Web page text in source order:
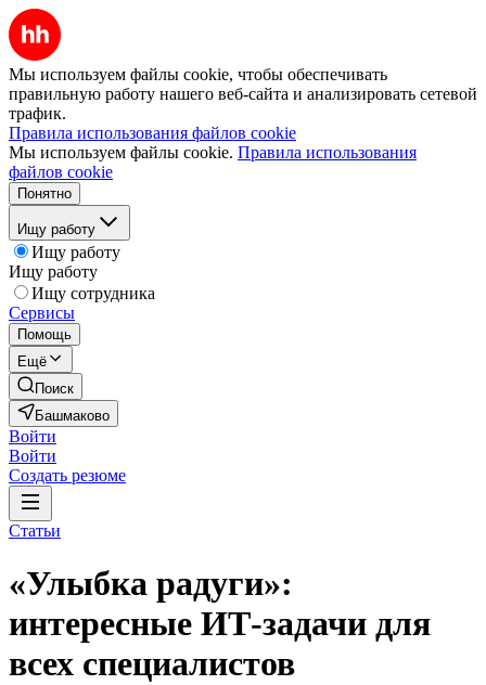
Мы используем файлы cookie, чтобы обеспечивать
правильную работу нашего веб-сайта и анализировать сетевой
трафик.
Правила использования файлов cookie
Мы используем файлы cookie. Правила использования
файлов cookie
Понятно
Ищу работу
Ищу работу
Ищу работу
Ищу сотрудника
Сервисы
Помощь
Ещё
Поиск
Башмаково
Войти
Войти
Создать резюме
Статьи
«Улыбка радуги»:
интересные ИТ-задачи для
всех специалистов